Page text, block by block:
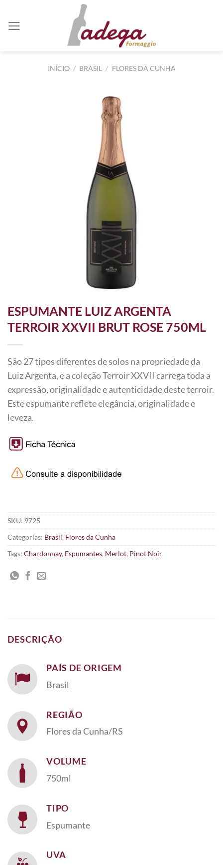
INÍCIO / BRASIL / FLORES DA CUNHA
ESPUMANTE LUIZ ARGENTA
TERROIR XXVII BRUT ROSE 750ML
São 27 tipos diferentes de solos na propriedade da
Luiz Argenta, e a coleção Terroir XXVII carrega toda a
expressão, originalidade e autenticidade deste terroir.
Este espumante reflete elegância, originalidade e
leveza.
SKU: 9725
Categorias: Brasil, Flores da Cunha
Tags: Chardonnay, Espumantes, Merlot, Pinot Noir
DESCRIÇÃO
PAÍS DE ORIGEM
Brasil
REGIÃO
Flores da Cunha/RS
VOLUME
750ml
TIPO
Espumante
UVA